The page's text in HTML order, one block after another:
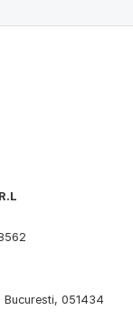
Bucuresti, 051434